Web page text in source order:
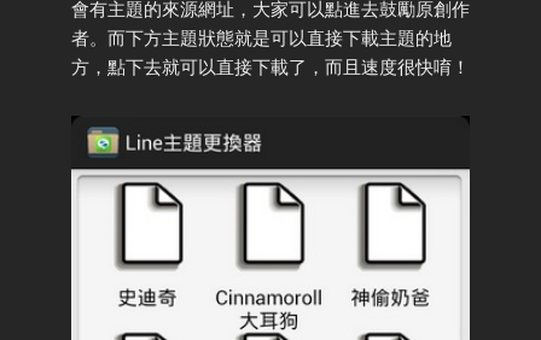
會有主題的來源網址，大家可以點進去鼓勵原創作
者。而下方主題狀態就是可以直接下載主題的地
方，點下去就可以直接下載了，而且速度很快唷！